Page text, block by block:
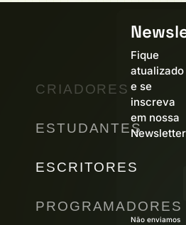
CRIADORES
ESTUDANTES
ESCRITORES
PROGRAMADORES
Fique
atualizado
e se
inscreva
em nossa
Não enviamos